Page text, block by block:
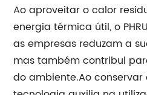
Ao aproveitar o calor
energia térmica útil, o
as empresas reduzam a
mas também contribui
do ambiente.Ao conservar